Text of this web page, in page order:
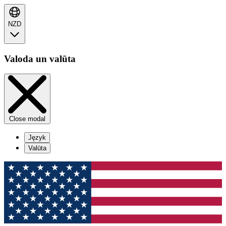
NZD
Valoda un valūta
Close modal
Język
Valūta